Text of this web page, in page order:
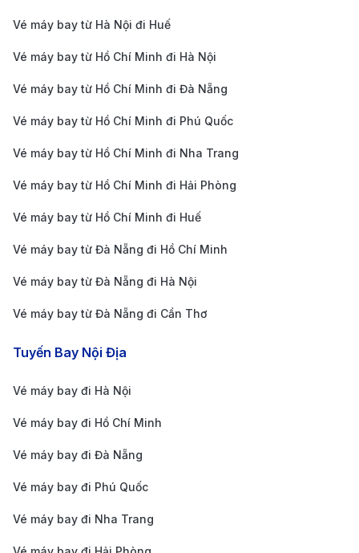
Một trong những phương tiện giúp bạn trải nghiệm
khung cảnh Dresden (Nguồn: Internet)
chuyển vào trung tâm thành phố:
Tàu điện ngầm (S-Bahn):Tuyến S-Bahn số 2 kết
trong khoảng 20 phút, với giá vé từ 2,70 EUR
(khoảng 70,000 VND).
Taxi: Taxi là phương tiện nhanh chóng và tiện lợi,
bay vào trung tâm thành phố.
Xe buýt:Xe buýt công cộng cũng là một lựa chọn
rẻ hơn, với các tuyến xe buýt từ sân bay đến nhiều
Vé máy bay từ Hà Nội đi Huế
Vé máy bay từ Hồ Chí Minh đi Hà Nội
Vé máy bay từ Hồ Chí Minh đi Đà Nẵng
Vé máy bay từ Hồ Chí Minh đi Phú Quốc
Vé máy bay từ Hồ Chí Minh đi Nha Trang
Vé máy bay từ Hồ Chí Minh đi Hải Phòng
Vé máy bay từ Hồ Chí Minh đi Huế
Vé máy bay từ Đà Nẵng đi Hồ Chí Minh
Vé máy bay từ Đà Nẵng đi Hà Nội
Vé máy bay từ Đà Nẵng đi Cần Thơ
Tuyến Bay Nội Địa
Vé máy bay đi Hà Nội
Vé máy bay đi Hồ Chí Minh
Vé máy bay đi Đà Nẵng
Vé máy bay đi Phú Quốc
Vé máy bay đi Nha Trang